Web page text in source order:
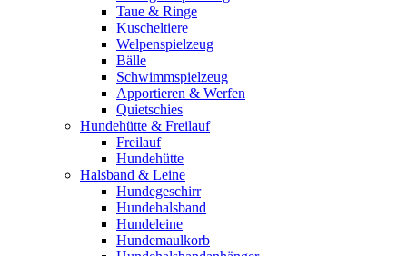
Taue & Ringe
Kuscheltiere
Welpenspielzeug
Bälle
Schwimmspielzeug
Apportieren & Werfen
Quietschies
Hundehütte & Freilauf
Freilauf
Hundehütte
Halsband & Leine
Hundegeschirr
Hundehalsband
Hundeleine
Hundemaulkorb